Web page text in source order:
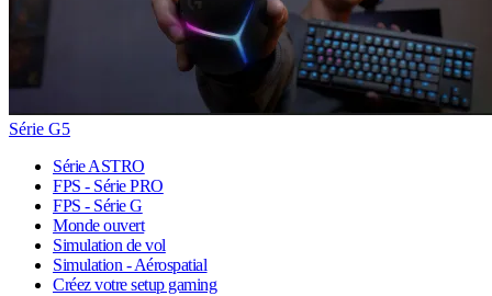
Série G5
Série ASTRO
FPS - Série PRO
FPS - Série G
Monde ouvert
Simulation de vol
Simulation - Aérospatial
Créez votre setup gaming